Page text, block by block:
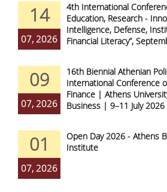
14
07, 2026
4th International
Education, Research -
Intelligence, Defense,
Financial Literacy”,
09
07, 2026
16th Biennial Athenian
International Conference
Finance | Athens
Business | 9–11 July 2026
01
07, 2026
Open Day 2026 - Athens
Institute